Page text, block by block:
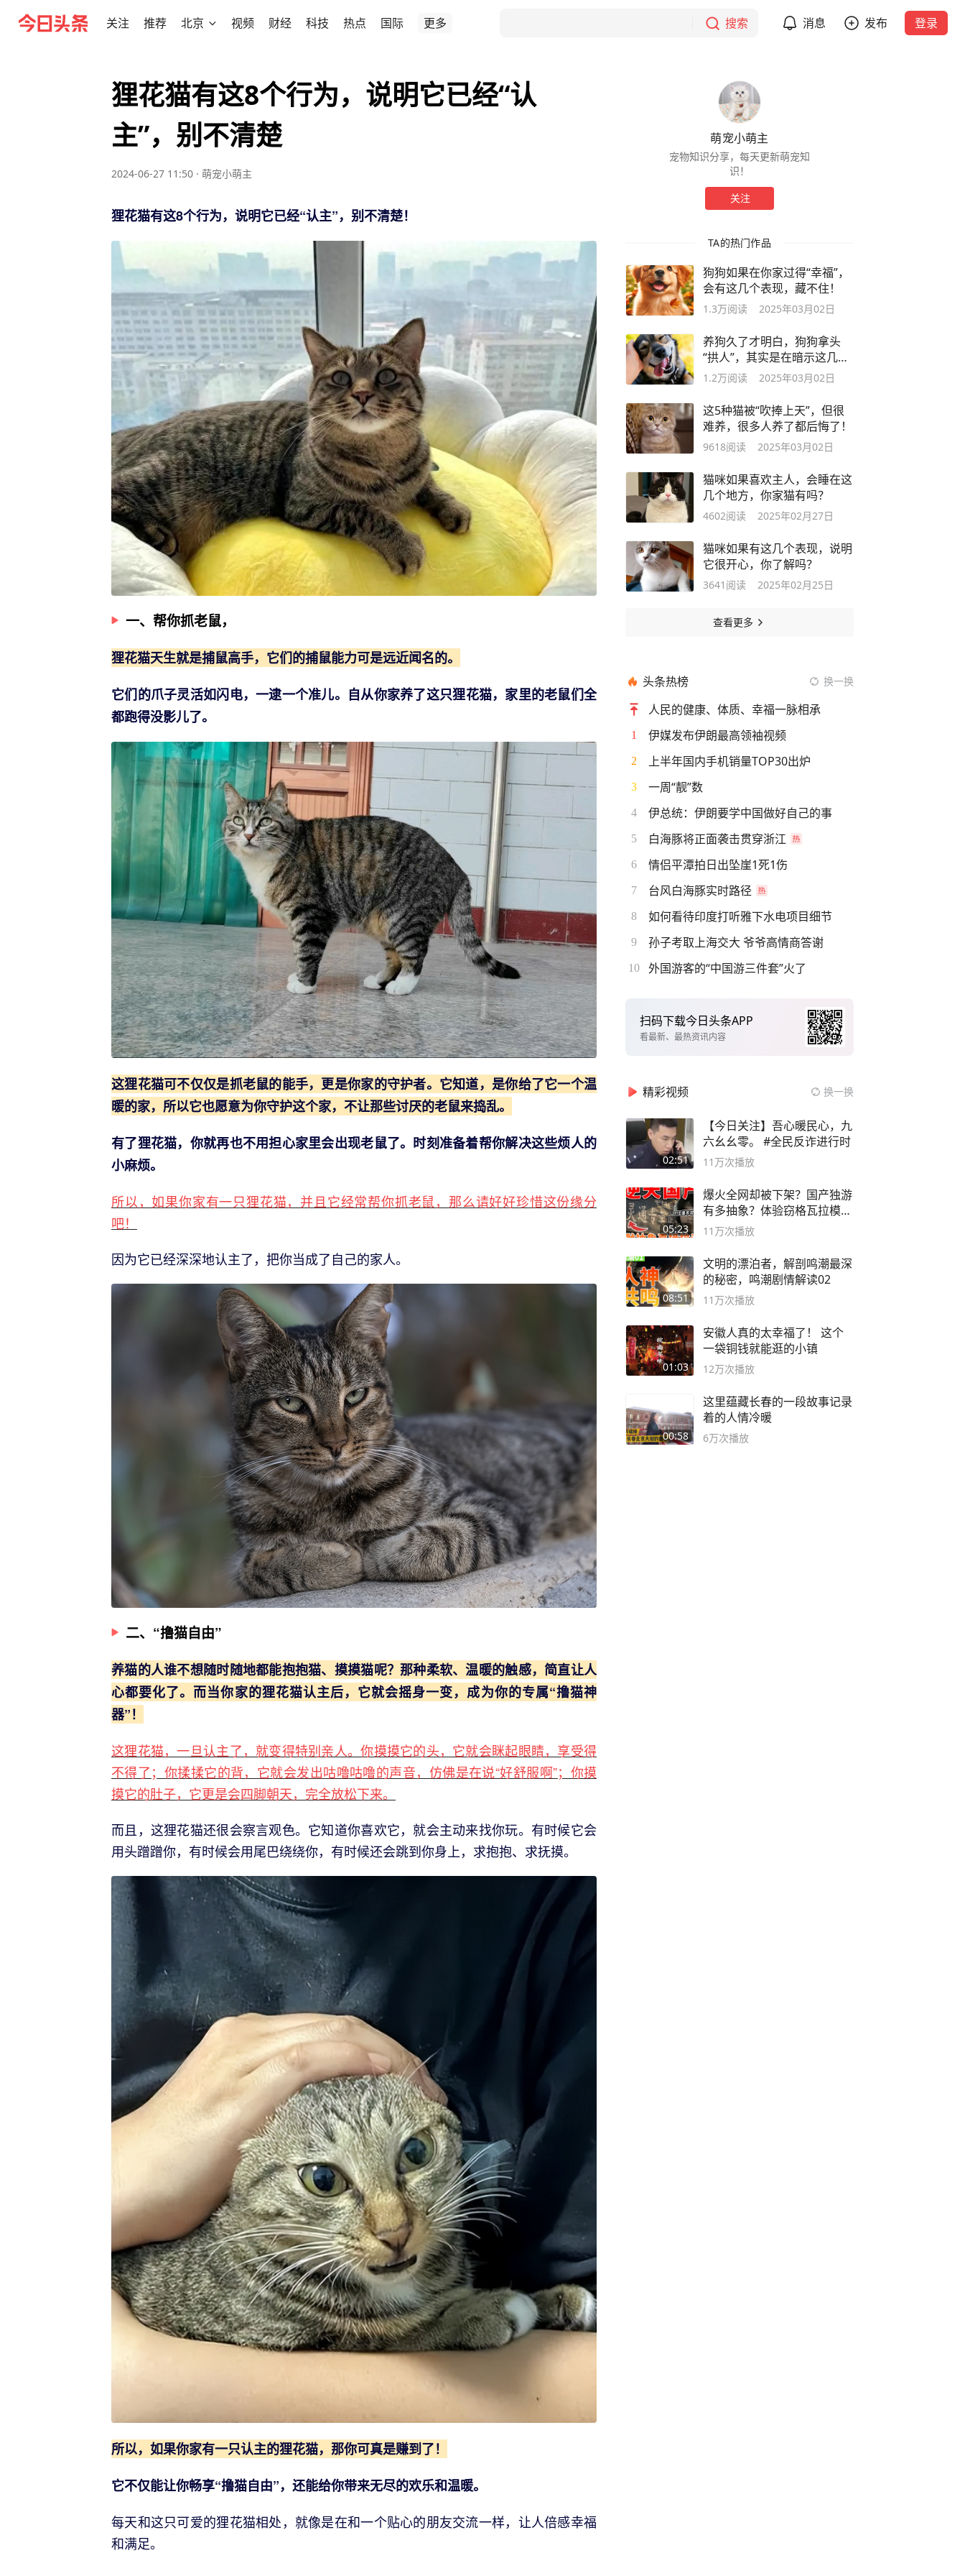
关注 推荐 北京 视频 财经 科技 热点 国际 更多 搜索 消息 发布 登录
狸花猫有这8个行为，说明它已经“认
主”，别不清楚
2024-06-27 11:50 · 萌宠小萌主
狸花猫有这8个行为，说明它已经“认主”，别不清楚！
一、帮你抓老鼠，
狸花猫天生就是捕鼠高手，它们的捕鼠能力可是远近闻名的。
它们的爪子灵活如闪电，一逮一个准儿。自从你家养了这只狸花猫，家里的老鼠们全
都跑得没影儿了。
这狸花猫可不仅仅是抓老鼠的能手，更是你家的守护者。它知道，是你给了它一个温
暖的家，所以它也愿意为你守护这个家，不让那些讨厌的老鼠来捣乱。
有了狸花猫，你就再也不用担心家里会出现老鼠了。时刻准备着帮你解决这些烦人的
小麻烦。
所以，如果你家有一只狸花猫，并且它经常帮你抓老鼠，那么请好好珍惜这份缘分
吧！
因为它已经深深地认主了，把你当成了自己的家人。
二、“撸猫自由”
养猫的人谁不想随时随地都能抱抱猫、摸摸猫呢？那种柔软、温暖的触感，简直让人
心都要化了。而当你家的狸花猫认主后，它就会摇身一变，成为你的专属“撸猫神
器”！
这狸花猫，一旦认主了，就变得特别亲人。你摸摸它的头，它就会眯起眼睛，享受得
不得了；你揉揉它的背，它就会发出咕噜咕噜的声音，仿佛是在说“好舒服啊”；你摸
摸它的肚子，它更是会四脚朝天，完全放松下来。
而且，这狸花猫还很会察言观色。它知道你喜欢它，就会主动来找你玩。有时候它会
用头蹭蹭你，有时候会用尾巴绕绕你，有时候还会跳到你身上，求抱抱、求抚摸。
所以，如果你家有一只认主的狸花猫，那你可真是赚到了！
它不仅能让你畅享“撸猫自由”，还能给你带来无尽的欢乐和温暖。
每天和这只可爱的狸花猫相处，就像是在和一个贴心的朋友交流一样，让人倍感幸福
和满足。
萌宠小萌主
宠物知识分享，每天更新萌宠知
识！
关注
TA的热门作品
狗狗如果在你家过得“幸福”，
会有这几个表现，藏不住！
1.3万阅读 2025年03月02日
养狗久了才明白，狗狗拿头
“拱人”，其实是在暗示这几个
意思!
1.2万阅读 2025年03月02日
这5种猫被“吹捧上天”，但很
难养，很多人养了都后悔了！
9618阅读 2025年03月02日
猫咪如果喜欢主人，会睡在这
几个地方，你家猫有吗？
4602阅读 2025年02月27日
猫咪如果有这几个表现，说明
它很开心，你了解吗？
3641 阅读 2025年02月25日
查看更多
头条热榜 换一换
人民的健康、体质、幸福一脉相承
1 伊媒发布伊朗最高领袖视频
2 上半年国内手机销量TOP30出炉
3 一周“靓”数
4 伊总统：伊朗要学中国做好自己的事
5 白海豚将正面袭击贯穿浙江
6 情侣平潭拍日出坠崖1死1伤
7 台风白海豚实时路径
8 如何看待印度打听雅下水电项目细节
9 孙子考取上海交大 爷爷高情商答谢
10 外国游客的“中国游三件套”火了
扫码下载今日头条APP
看最新、最热资讯内容
精彩视频 换一换
02:51
【今日关注】吾心暖民心，九
六幺幺零。 #全民反诈进行时
11万次播放
05:23
爆火全网却被下架？国产独游
有多抽象？体验窃格瓦拉模拟
器！
11万次播放
08:51
文明的漂泊者，解剖鸣潮最深
的秘密，鸣潮剧情解读02
11万次播放
01:03
安徽人真的太幸福了！ 这个
一袋铜钱就能逛的小镇
12万次播放
00:58
这里蕴藏长春的一段故事记录
着的人情冷暖
6万次播放